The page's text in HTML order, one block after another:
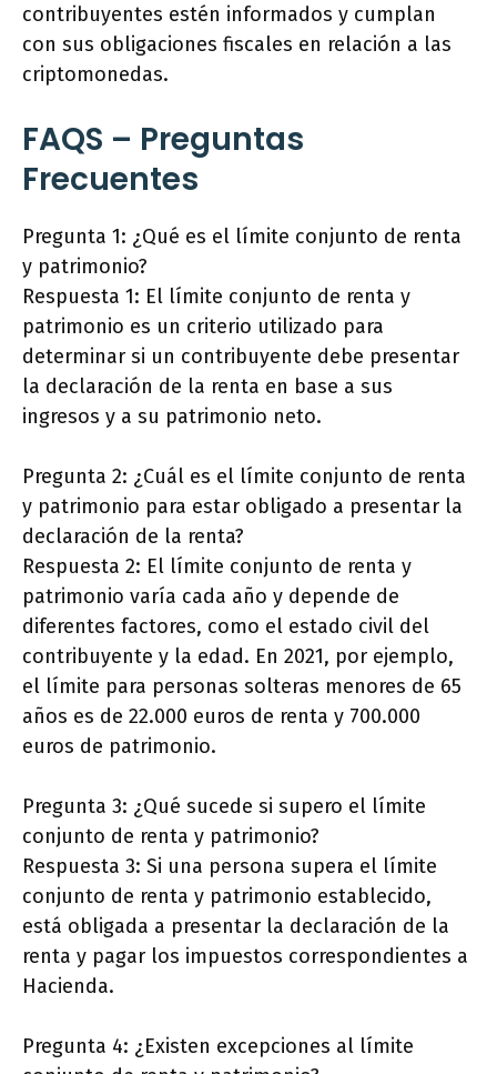
contribuyentes estén informados y cumplan
con sus obligaciones fiscales en relación a las
criptomonedas.
FAQS – Preguntas
Frecuentes
Pregunta 1: ¿Qué es el límite conjunto de renta
y patrimonio?
Respuesta 1: El límite conjunto de renta y
patrimonio es un criterio utilizado para
determinar si un contribuyente debe presentar
la declaración de la renta en base a sus
ingresos y a su patrimonio neto.
Pregunta 2: ¿Cuál es el límite conjunto de renta
y patrimonio para estar obligado a presentar la
declaración de la renta?
Respuesta 2: El límite conjunto de renta y
patrimonio varía cada año y depende de
diferentes factores, como el estado civil del
contribuyente y la edad. En 2021, por ejemplo,
el límite para personas solteras menores de 65
años es de 22.000 euros de renta y 700.000
euros de patrimonio.
Pregunta 3: ¿Qué sucede si supero el límite
conjunto de renta y patrimonio?
Respuesta 3: Si una persona supera el límite
conjunto de renta y patrimonio establecido,
está obligada a presentar la declaración de la
renta y pagar los impuestos correspondientes a
Hacienda.
Pregunta 4: ¿Existen excepciones al límite